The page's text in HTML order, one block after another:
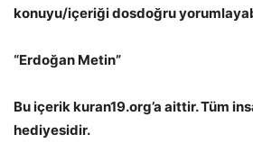
konuyu/içeriği dosdoğru
“Erdoğan Metin”
Bu içerik kuran19.org’a aittir. Tüm
hediyesidir.